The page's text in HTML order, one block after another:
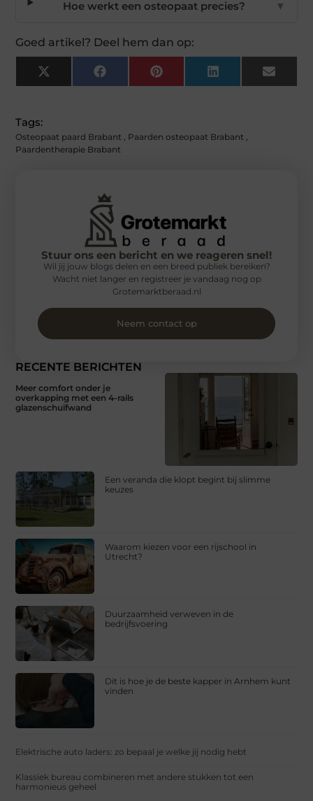
Hoe werkt een osteopaat precies? ▼
Goed artikel? Deel hem dan op:
X
(Twitter)
FacebookPinterest LinkedIn Email
Tags:
Osteopaat paard Brabant , Paarden osteopaat Brabant ,
Paardentherapie Brabant
RECENTE BERICHTEN
Meer comfort onder je
overkapping met een 4-rails
glazenschuifwand
Een veranda die klopt begint bij slimme
keuzes
Waarom kiezen voor een rijschool in
Utrecht?
Duurzaamheid verweven in de
bedrijfsvoering
Dit is hoe je de beste kapper in Arnhem kunt
vinden
Elektrische auto laders: zo bepaal je welke jij nodig hebt
Klassiek bureau combineren met andere stukken tot een
harmonieus geheel
Stuur ons een bericht en we reageren snel!
Wil jij jouw blogs delen en een breed publiek bereiken?
Wacht niet langer en registreer je vandaag nog op
Grotemarktberaad.nl
Neem contact op